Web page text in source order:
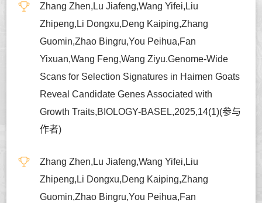
Zhang Zhen,Lu Jiafeng,Wang Yifei,Liu
Zhipeng,Li Dongxu,Deng Kaiping,Zhang
Guomin,Zhao Bingru,You Peihua,Fan
Yixuan,Wang Feng,Wang Ziyu.Genome-Wide
Scans for Selection Signatures in Haimen Goats
Reveal Candidate Genes Associated with
Growth Traits,BIOLOGY-BASEL,2025,14(1)(参与
作者)
Zhang Zhen,Lu Jiafeng,Wang Yifei,Liu
Zhipeng,Li Dongxu,Deng Kaiping,Zhang
Guomin,Zhao Bingru,You Peihua,Fan